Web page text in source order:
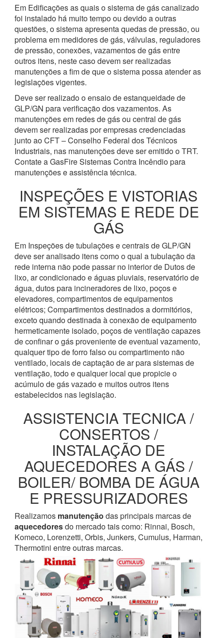
Em Edificações as quais o sistema de gás canalizado
foi instalado há muito tempo ou devido a outras
questões, o sistema apresenta quedas de pressão, ou
problema em medidores de gás, válvulas, reguladores
de pressão, conexões, vazamentos de gás entre
outros itens, neste caso devem ser realizadas
manutenções a fim de que o sistema possa atender as
legislações vigentes.
Deve ser realizado o ensaio de estanqueidade de
GLP/GN para verificação dos vazamentos. As
manutenções em redes de gás ou central de gás
devem ser realizadas por empresas credenciadas
junto ao CFT – Conselho Federal dos Técnicos
Industriais, nas manutenções deve ser emitido o TRT.
Contate a GasFire Sistemas Contra Incêndio para
manutenções e assistência técnica.
INSPEÇÕES E VISTORIAS
EM SISTEMAS E REDE DE
GÁS
Em Inspeções de tubulações e centrais de GLP/GN
deve ser analisado itens como o qual a tubulação da
rede interna não pode passar no interior de Dutos de
lixo, ar condicionado e águas pluviais, reservatório de
água, dutos para incineradores de lixo, poços e
elevadores, compartimentos de equipamentos
elétricos; Compartimentos destinados a dormitórios,
exceto quando destinada à conexão de equipamento
hermeticamente isolado, poços de ventilação capazes
de confinar o gás proveniente de eventual vazamento,
qualquer tipo de forro falso ou compartimento não
ventilado, locais de captação de ar para sistemas de
ventilação, todo e qualquer local que propicie o
acúmulo de gás vazado e muitos outros itens
estabelecidos nas legislação.
ASSISTENCIA TECNICA /
CONSERTOS /
INSTALAÇÃO DE
AQUECEDORES A GÁS /
BOILER/ BOMBA DE ÁGUA
E PRESSURIZADORES
Realizamos manutenção das principais marcas de
aquecedoresdo mercado tais como: Rinnai, Bosch,
Komeco, Lorenzetti, Orbis, Junkers, Cumulus, Harman,
Thermotini entre outras marcas.